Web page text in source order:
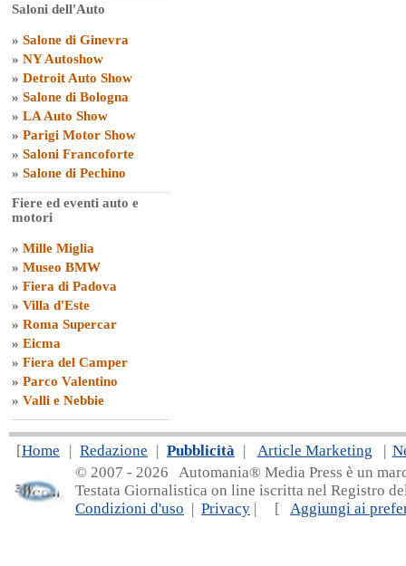
Saloni dell'Auto
» Salone di Ginevra
» NY Autoshow
» Detroit Auto Show
» Salone di Bologna
» LA Auto Show
» Parigi Motor Show
» Saloni Francoforte
» Salone di Pechino
Fiere ed eventi auto e
motori
» Mille Miglia
» Museo BMW
» Fiera di Padova
» Villa d'Este
» Roma Supercar
» Eicma
» Fiera del Camper
» Parco Valentino
» Valli e Nebbie
[Home | Redazione | Pubblicità | Article Marketing |
© 2007 - 2026 Automania® Media Press è un
Testata Giornalistica on line iscritta nel Registro
Condizioni d'uso | Privacy | [ Aggiungi ai